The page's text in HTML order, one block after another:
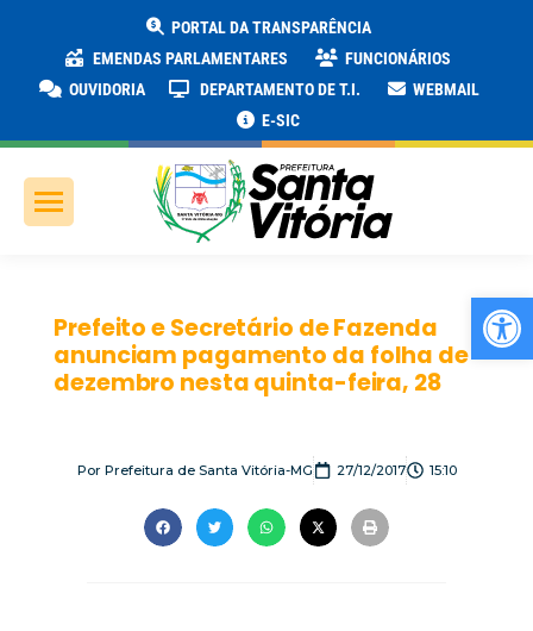
PORTAL DA TRANSPARÊNCIA
EMENDAS PARLAMENTARES
FUNCIONÁRIOS
OUVIDORIA
DEPARTAMENTO DE T.I.
WEBMAIL
E-SIC
Prefeito e Secretário de Fazenda
anunciam pagamento da folha de
dezembro nesta quinta-feira, 28
PorPrefeitura de Santa Vitória-MG 27/12/2017 15:10